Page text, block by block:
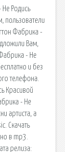
Не Родись
пользователи
Фабрика -
Вам,
- Не
и без
телефона.
Красивой
- Не
артиста, а
Скачать
в mp3.
релиза: